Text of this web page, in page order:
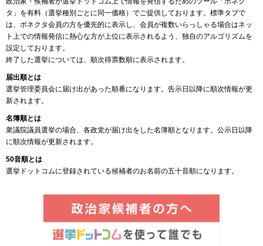
タ」を有料（選挙種別ごとに同一価格）でご提供しております。標準タブで
は、ボネクタ会員の方を優先的に表示し、会員が複数いらっしゃる場合はネッ
ト上での情報発信に熱心な方が上位に表示されるよう、独自のアルゴリズムを
設定しております。
終了した選挙については、順次得票数順に表示されます。
届出順とは
選挙管理委員会に届け出があった順番になります。告示日以降に順次情報が更
新されます。
名簿順とは
衆議院議員選挙の場合、各政党が届け出をした名簿順となります。公示日以降
に順次情報が更新されます。
50音順とは
選挙ドットコムに登録されている候補者のお名前の五十音順になります。